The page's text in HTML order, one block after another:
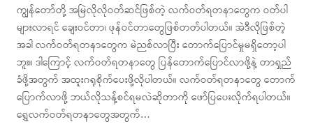
ကျွန်တော်တို့ အမြဲလိုလိုဝတ်ဆင်ဖြစ်တဲ့ လက်ဝတ်ရတနာတွေက ဝတ်ပါ
များလာရင် ချေးဝင်တာ၊ ဖုန်ဝင်တာတွေဖြစ်တတ်ပါတယ်။ အဲဒီလိုဖြစ်တဲ့
အခါ လက်ဝတ်ရတနာတွေက မဲညစ်လာပြီး တောက်ပြောင်မှုမရှိတော့ပါ
ဘူး။ ဒါကြောင့် လက်ဝတ်ရတနာတွေ ပြန်တောက်ပြောင်လာဖို့နဲ့ တာရှည်
ခံဖို့အတွက် အထူးဂရုစိုက်ပေးဖို့လိုပါတယ်။ လက်ဝတ်ရတနာတွေ တောက်
ပြောက်လာဖို့ ဘယ်လိုသန့်စင်ရမလဲဆိုတာကို ဖော်ပြပေးလိုက်ရပါတယ်။
ရွှေလက်ဝတ်ရတနာတွေအတွက်…